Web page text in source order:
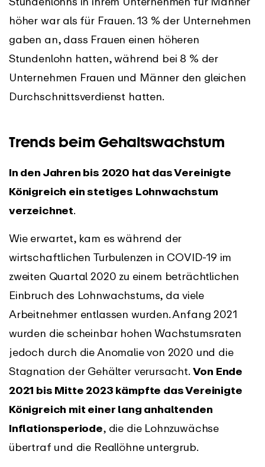
höher war als für Frauen. 13 % der Unternehmen
gaben an, dass Frauen einen höheren
Stundenlohn hatten, während bei 8 % der
Unternehmen Frauen und Männer den gleichen
Durchschnittsverdienst hatten.
Trends beim Gehaltswachstum
In den Jahren bis 2020 hat das Vereinigte
Königreich ein stetiges Lohnwachstum
verzeichnet.
Wie erwartet, kam es während der
wirtschaftlichen Turbulenzen in COVID-19 im
zweiten Quartal 2020 zu einem beträchtlichen
Einbruch des Lohnwachstums, da viele
Arbeitnehmer entlassen wurden. Anfang 2021
wurden die scheinbar hohen Wachstumsraten
jedoch durch die Anomalie von 2020 und die
Stagnation der Gehälter verursacht. Von Ende
2021 bis Mitte 2023 kämpfte das Vereinigte
Königreich mit einer lang anhaltenden
Inflationsperiode, die die Lohnzuwächse
übertraf und die Reallöhne untergrub.